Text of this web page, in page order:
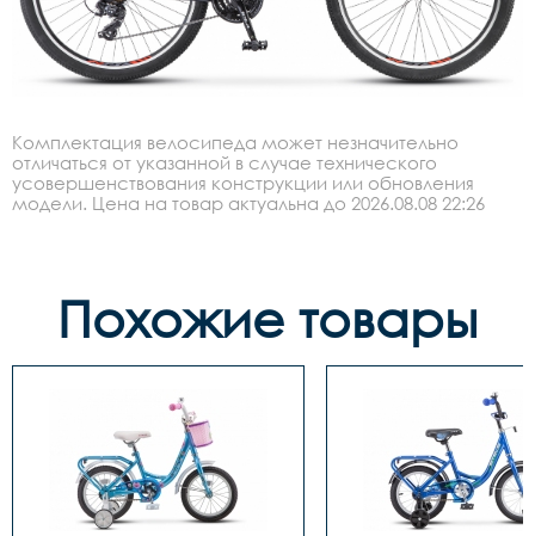
Комплектация велосипеда может незначительно
отличаться от указанной в случае технического
усовершенствования конструкции или обновления
модели. Цена на товар актуальна до 2026.08.08 22:26
Похожие товары